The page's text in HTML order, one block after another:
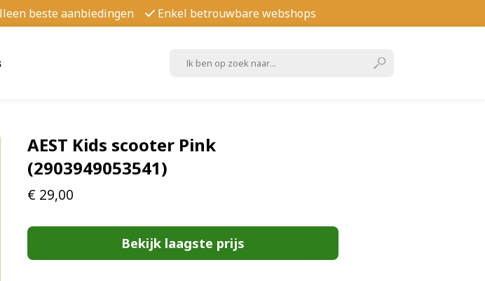
beste aanbiedingen Enkel betrouwbare webshops
AEST Kids scooter Pink
(2903949053541)
€ 29,00
Bekijk laagste prijs